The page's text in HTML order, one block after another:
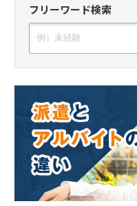
フリーワード検索